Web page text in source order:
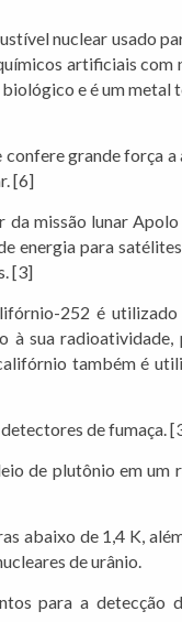
nuclear usado
artificiais
e é um
grande
[6]
missão lunar
para
[3]
252 é
sua
também é
de fumaça.
de plutônio em
de 1,4 K,
de urânio.
para a detecção